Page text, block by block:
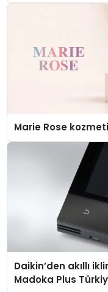
Marie Rose
Daikin’den akıllı
Madoka Plus